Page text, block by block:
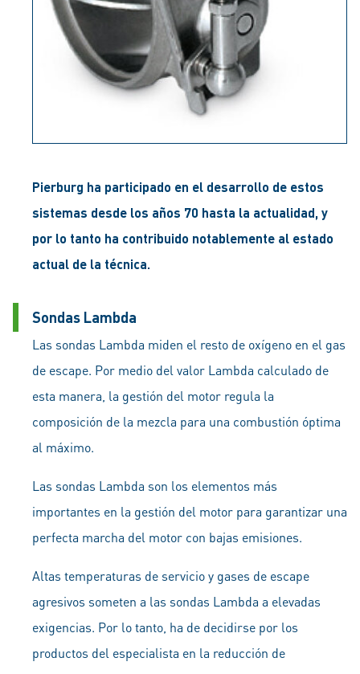
Pierburg ha participado en el desarrollo de estos
sistemas desde los años 70 hasta la actualidad, y
por lo tanto ha contribuido notablemente al estado
actual de la técnica.
Sondas Lambda
Las sondas Lambda miden el resto de oxígeno en el gas
de escape. Por medio del valor Lambda calculado de
esta manera, la gestión del motor regula la
composición de la mezcla para una combustión óptima
al máximo.
Las sondas Lambda son los elementos más
importantes en la gestión del motor para garantizar una
perfecta marcha del motor con bajas emisiones.
Altas temperaturas de servicio y gases de escape
agresivos someten a las sondas Lambda a elevadas
exigencias. Por lo tanto, ha de decidirse por los
productos del especialista en la reducción de